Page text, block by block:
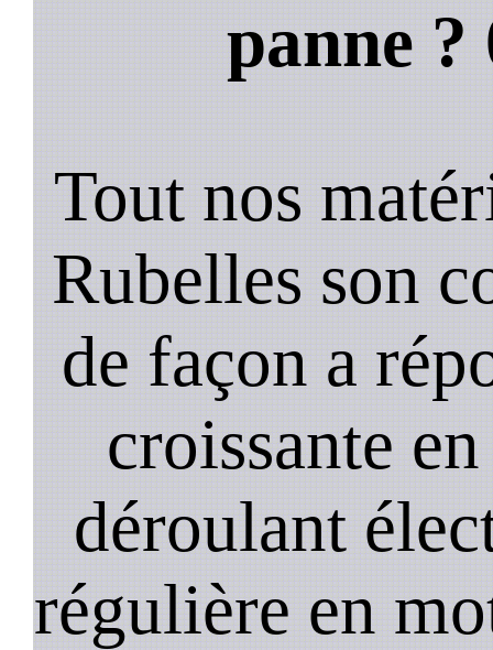
panne ?
Tout nos
Rubelles son
de façon a
croissante
déroulant
régulière en